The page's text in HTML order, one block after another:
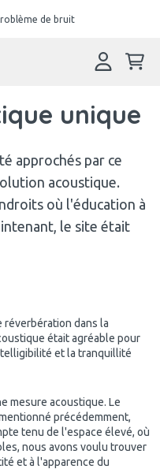
de bruit
unique
approchés par ce
acoustique.
où l'éducation à
le site était
réverbération dans la
était agréable pour
et la tranquillité
mesure acoustique. Le
précédemment,
tenu de l'espace élevé, où
nous avons voulu trouver
et à l'apparence du